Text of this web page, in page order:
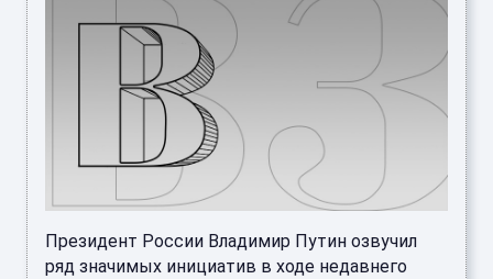
Президент России Владимир Путин озвучил
ряд значимых инициатив в ходе недавнего